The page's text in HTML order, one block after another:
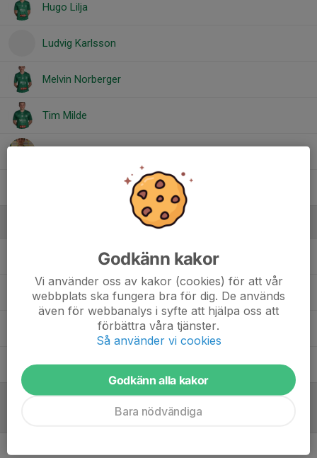
Hugo Lilja
Ludvig Karlsson
Melvin Norberger
Tim Milde
16. Wilmer Karlsson
Amanda SjööAssisterande Tränare
Arvid Olin Huvudtränare
Gustav HolmgrenLedare
Simon KarlssonLedare
Godkänn kakor
Vi använder oss av kakor (cookies) för att vår
webbplats ska fungera bra för dig. De används
även för webbanalys i syfte att hjälpa oss att
förbättra våra tjänster.
Så använder vi cookies
Godkänn alla kakor
Bara nödvändiga